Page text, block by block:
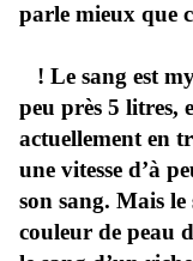
parle mieux que
! Le sang est
peu près 5 litres,
actuellement en
une vitesse d’à
son sang. Mais
couleur de peau